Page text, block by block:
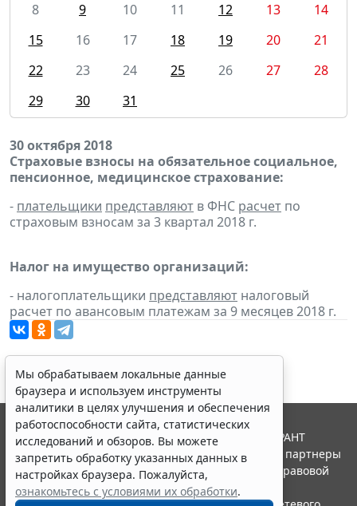
8
9 10 11 12 13
14
15
16 17 18 19 20
21
22
23 24 25 26 27
28
29
30 31
30 октября 2018
Страховые взносы на обязательное социальное,
пенсионное, медицинское страхование:
- плательщики представляют в ФНС расчет по
страховым взносам за 3 квартал 2018 г.
Налог на имущество организаций:
- налогоплательщики представляют налоговый
расчет по авансовым платежам за 9 месяцев 2018 г.
Мы обрабатываем локальные данные
браузера и используем инструменты
аналитики в целях улучшения и обеспечения
работоспособности сайта, статистических
исследований и обзоров. Вы можете
запретить обработку указанных данных в
настройках браузера. Пожалуйста,
ознакомьтесь с условиями их обработки.
© ООО "НПП "ГАРАНТ-СЕРВИС", 2026. Система ГАРАНТ
выпускается с 1990 года. Компания "Гарант" и ее партнеры
являются участниками Российской ассоциации правовой
информации ГАРАНТ.